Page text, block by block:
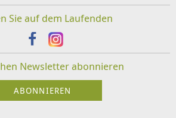
Sie auf dem Laufenden
Newsletter abonnieren